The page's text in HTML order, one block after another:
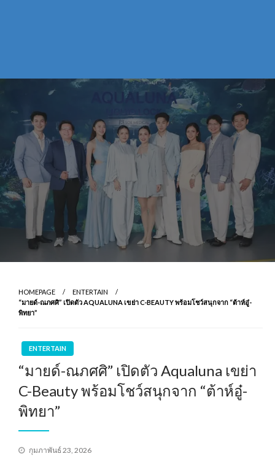
HOMEPAGE
ENTERTAIN
“มายด์-ณภศศิ” เปิดตัว AQUALUNA เขย่า C-BEAUTY พร้อมโชว์สนุกจาก “ต้าห์อู๋-
พิทยา”
ENTERTAIN
“มายด์-ณภศศิ” เปิดตัว Aqualuna เขย่า
C-Beauty พร้อมโชว์สนุกจาก “ต้าห์อู๋-
พิทยา”
Posted
กุมภาพันธ์ 23, 2026